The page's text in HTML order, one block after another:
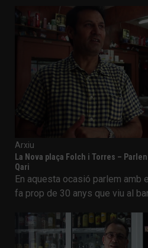
Arxiu
La Nova plaça Folch i Torres –
Qari
En aquesta ocasió parlem amb
fa prop de 30 anys que viu al